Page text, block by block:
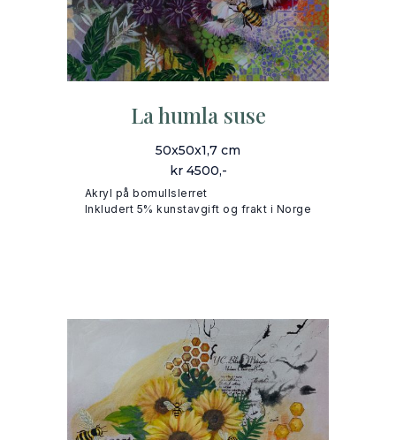
La humla suse
50x50x1,7 cm
kr 4500,-
Akryl på bomullslerret
Inkludert 5% kunstavgift og frakt i Norge